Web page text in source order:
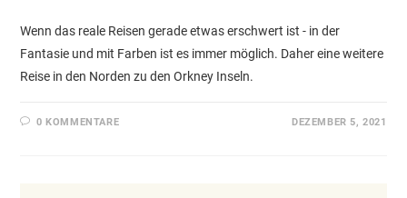
Wenn das reale Reisen gerade etwas erschwert ist - in der
Fantasie und mit Farben ist es immer möglich. Daher eine weitere
Reise in den Norden zu den Orkney Inseln.
0 KOMMENTARE DEZEMBER 5, 2021